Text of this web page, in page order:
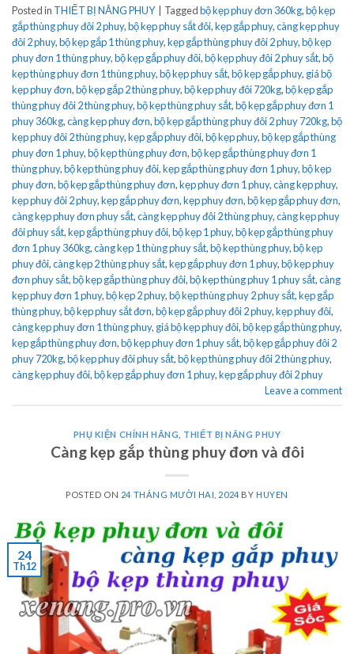
Posted in THIẾT BỊ NÂNG PHUY Taggedbộ kẹp phuy đơn 360kg,bộ kẹp
gắp thùng phuy đôi 2 phuy,bộ kẹp phuy sắt đôi,kẹp gắp phuy,càng kẹp phuy
đôi 2 phuy,bộ kẹp gắp 1 thùng phuy,kẹp gắp thùng phuy đôi 2 phuy,bộ kẹp
phuy đơn 1 thùng phuy,bộ kẹp gắp phuy đôi,bộ kẹp phuy đôi 2 phuy sắt,bộ
kẹp thùng phuy đơn 1 thùng phuy,bộ kẹp phuy sắt,bộ kẹp gắp phuy, giá bộ
kẹp phuy đơn,bộ kẹp gắp 2 thùng phuy,bộ kẹp phuy đôi 720kg,bộ kẹp gắp
thùng phuy đôi 2 thùng phuy,bộ kẹp thùng phuy sắt,bộ kẹp gắp phuy đơn 1
phuy 360kg,càng kẹp phuy đơn,bộ kẹp gắp thùng phuy đôi 2 phuy 720kg,bộ
kẹp phuy đôi 2 thùng phuy,kẹp gắp phuy đôi,bộ kẹp phuy,bộ kẹp gắp thùng
phuy đơn 1 phuy,bộ kẹp thùng phuy đơn,bộ kẹp gắp thùng phuy đơn 1
thùng phuy,bộ kẹp thùng phuy đôi,kẹp gắp thùng phuy đơn 1 phuy,bộ kẹp
phuy đơn,bộ kẹp gắp thùng phuy đơn,kẹp phuy đơn 1 phuy,càng kẹp phuy,
kẹp phuy đôi 2 phuy,kẹp gắp phuy đơn,kẹp phuy đơn,bộ kẹp gắp phuy đơn,
càng kẹp phuy đơn phuy sắt,càng kẹp phuy đôi 2 thùng phuy,càng kẹp phuy
đôi phuy sắt,kẹp gắp thùng phuy đôi,bộ kẹp 1 phuy,bộ kẹp gắp thùng phuy
đơn 1 phuy 360kg,càng kẹp 1 thùng phuy sắt,bộ kẹp thùng phuy,bộ kẹp
phuy đôi,càng kẹp 2 thùng phuy sắt,kẹp gắp phuy đơn 1 phuy,bộ kẹp phuy
đơn phuy sắt,bộ kẹp gắp thùng phuy đôi,bộ kẹp thùng phuy 1 phuy sắt,càng
kẹp phuy đơn 1 phuy,bộ kẹp 2 phuy,bộ kẹp thùng phuy 2 phuy sắt,kẹp gắp
thùng phuy,bộ kẹp phuy sắt đơn,bộ kẹp gắp phuy đôi 2 phuy,kẹp phuy đôi,
càng kẹp phuy đơn 1 thùng phuy, giá bộ kẹp phuy đôi,bộ kẹp gắp thùng phuy,
kẹp gắp thùng phuy đơn,bộ kẹp phuy đơn 1 phuy sắt,bộ kẹp gắp phuy đôi 2
phuy 720kg,bộ kẹp phuy đôi phuy sắt,bộ kẹp thùng phuy đôi 2 thùng phuy,
càng kẹp phuy đôi,bộ kẹp gắp phuy đơn 1 phuy,kẹp gắp phuy đôi 2 phuy
Leave a comment
PHỤ KIỆN CHÍNH HÃNG THIẾT BỊ NÂNG PHUY
Càng kẹp gắp thùng phuy đơn và đôi
POSTED ON 24 THÁNG MƯỜI HAI, 2024 BY HUYEN
24
Th12